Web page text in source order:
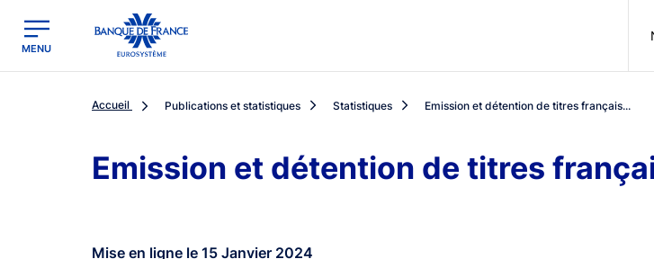
Banque de France - Menu Principal
MENU
Accueil Publications et statistiques Statistiques Emission et détention de titres français...
Emission et détention de titres
Mise en ligne le 15 Janvier 2024